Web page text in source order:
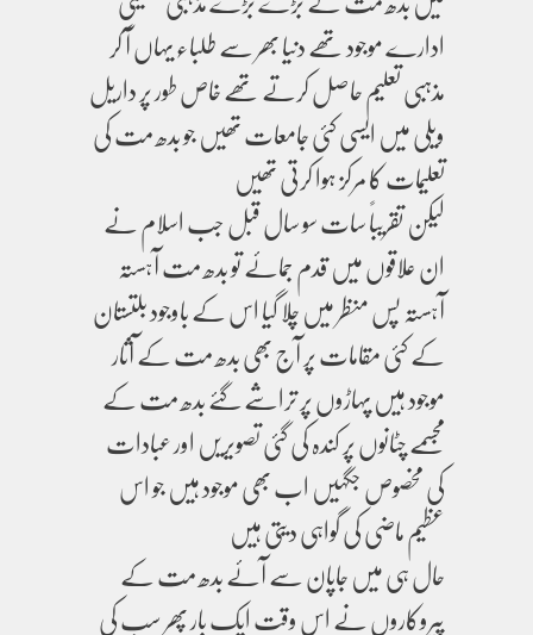
ادارے موجود تھے دنیا بھر سے طلباء یہاں آ کر
مذہبی تعلیم حاصل کرتے تھے خاص طور پر داریل
ویلی میں ایسی کئی جامعات تھیں جو بدھ مت کی
تعلیمات کا مرکز ہوا کرتی تھیں
لیکن تقریباً سات سو سال قبل جب اسلام نے
ان علاقوں میں قدم جمائے تو بدھ مت آہستہ
آہستہ پس منظر میں چلا گیا اس کے باوجود بلتستان
کے کئی مقامات پر آج بھی بدھ مت کے آثار
موجود ہیں پہاڑوں پر تراشے گئے بدھ مت کے
مجسمے چٹانوں پر کندہ کی گئی تصویریں اور عبادات
کی مخصوص جگہیں اب بھی موجود ہیں جو اس
عظیم ماضی کی گواہی دیتی ہیں
حال ہی میں جاپان سے آئے بدھ مت کے
پیروکاروں نے اس وقت ایک بار پھر سب کی